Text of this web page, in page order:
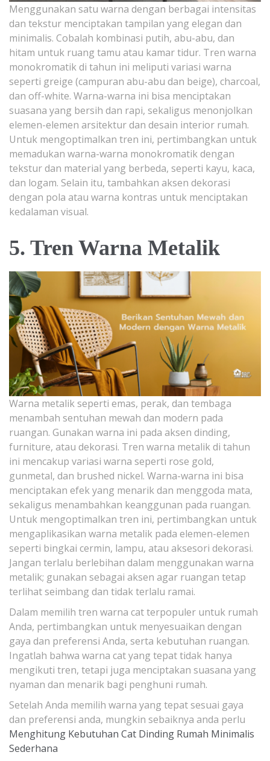
Menggunakan satu warna dengan berbagai intensitas
dan tekstur menciptakan tampilan yang elegan dan
minimalis. Cobalah kombinasi putih, abu-abu, dan
hitam untuk ruang tamu atau kamar tidur. Tren warna
monokromatik di tahun ini meliputi variasi warna
seperti greige (campuran abu-abu dan beige), charcoal,
dan off-white. Warna-warna ini bisa menciptakan
suasana yang bersih dan rapi, sekaligus menonjolkan
elemen-elemen arsitektur dan desain interior rumah.
Untuk mengoptimalkan tren ini, pertimbangkan untuk
memadukan warna-warna monokromatik dengan
tekstur dan material yang berbeda, seperti kayu, kaca,
dan logam. Selain itu, tambahkan aksen dekorasi
dengan pola atau warna kontras untuk menciptakan
kedalaman visual.
5. Tren Warna Metalik
Warna metalik seperti emas, perak, dan tembaga
menambah sentuhan mewah dan modern pada
ruangan. Gunakan warna ini pada aksen dinding,
furniture, atau dekorasi. Tren warna metalik di tahun
ini mencakup variasi warna seperti rose gold,
gunmetal, dan brushed nickel. Warna-warna ini bisa
menciptakan efek yang menarik dan menggoda mata,
sekaligus menambahkan keanggunan pada ruangan.
Untuk mengoptimalkan tren ini, pertimbangkan untuk
mengaplikasikan warna metalik pada elemen-elemen
seperti bingkai cermin, lampu, atau aksesori dekorasi.
Jangan terlalu berlebihan dalam menggunakan warna
metalik; gunakan sebagai aksen agar ruangan tetap
terlihat seimbang dan tidak terlalu ramai.
Dalam memilih tren warna cat terpopuler untuk rumah
Anda, pertimbangkan untuk menyesuaikan dengan
gaya dan preferensi Anda, serta kebutuhan ruangan.
Ingatlah bahwa warna cat yang tepat tidak hanya
mengikuti tren, tetapi juga menciptakan suasana yang
nyaman dan menarik bagi penghuni rumah.
Setelah Anda memilih warna yang tepat sesuai gaya
dan preferensi anda, mungkin sebaiknya anda perlu
Menghitung Kebutuhan Cat Dinding Rumah Minimalis
Sederhana